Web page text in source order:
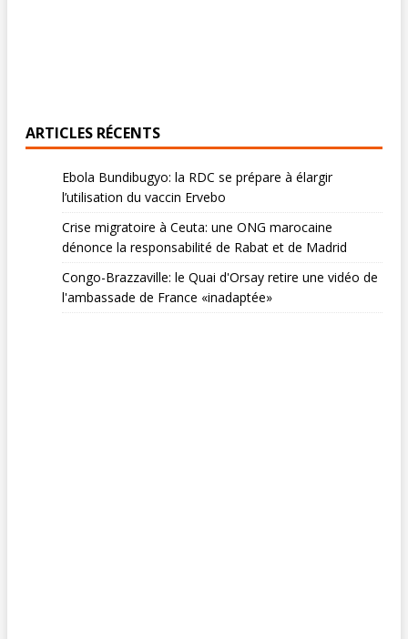
ARTICLES RÉCENTS
Ebola Bundibugyo: la RDC se prépare à élargir
l’utilisation du vaccin Ervebo
Crise migratoire à Ceuta: une ONG marocaine
dénonce la responsabilité de Rabat et de Madrid
Congo-Brazzaville: le Quai d'Orsay retire une vidéo de
l'ambassade de France «inadaptée»